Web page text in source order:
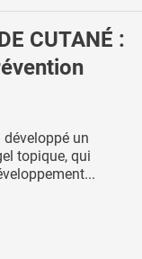
CUTANÉ :
un
topique, qui